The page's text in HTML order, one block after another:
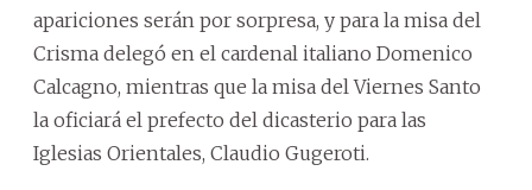
apariciones serán por sorpresa, y para la misa del
Crisma delegó en el cardenal italiano Domenico
Calcagno, mientras que la misa del Viernes Santo
la oficiará el prefecto del dicasterio para las
Iglesias Orientales, Claudio Gugeroti.